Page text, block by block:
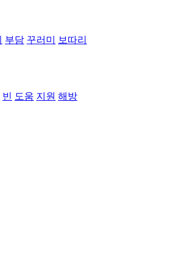
부담 꾸러미 보따리
빈 도움 지원 해방